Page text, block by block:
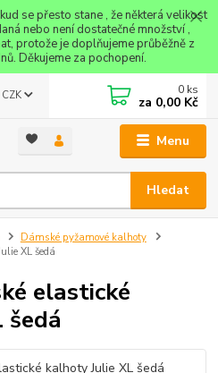
se přesto stane , že některá velikost
nebo není dostatečné množství ,
protože je doplňujeme průběžně z
Děkujeme za pochopení.
Menu
CZK
Hledat
0 ks
za 0,00 Kč
Dámské pyžamové kalhoty
XL šedá
elastické
šedá